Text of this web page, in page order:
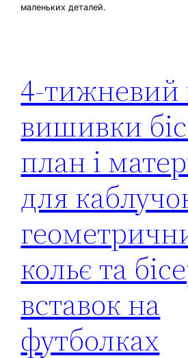
маленьких деталей.
4-тижневий
вишивки
план і
для
кольє та
вставок на
футболках